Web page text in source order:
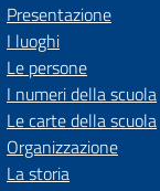
Presentazione
I luoghi
Le persone
I numeri della scuola
Le carte della scuola
Organizzazione
La storia